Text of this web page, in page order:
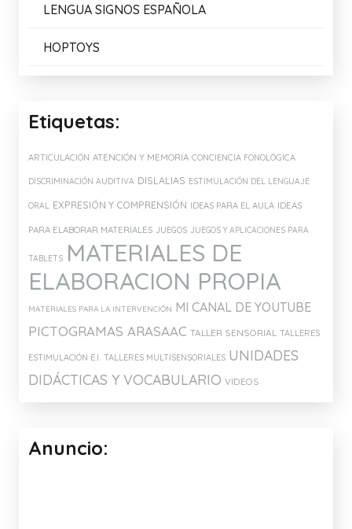
LENGUA SIGNOS ESPAÑOLA
HOPTOYS
Etiquetas:
ARTICULACIÓN ATENCIÓN Y MEMORIA CONCIENCIA FONOLÓGICA
DISCRIMINACIÓN AUDITIVA DISLALIAS ESTIMULACIÓN DEL LENGUAJE
ORAL EXPRESIÓN Y COMPRENSIÓN IDEAS PARA EL AULA IDEAS
PARA ELABORAR MATERIALES JUEGOS JUEGOS Y APLICACIONES PARA
TABLETS MATERIALES DE
ELABORACION PROPIA
MATERIALES PARA LA INTERVENCIÓN MI CANAL DE YOUTUBE
PICTOGRAMAS ARASAAC TALLER SENSORIAL TALLERES
ESTIMULACIÓN E.I. TALLERES MULTISENSORIALES UNIDADES
DIDÁCTICAS Y VOCABULARIO VIDEOS
Anuncio: